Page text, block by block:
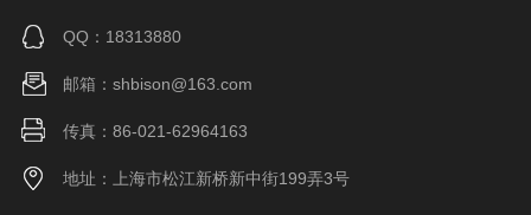
QQ：18313880
邮箱：shbison@163.com
传真：86-021-62964163
地址：上海市松江新桥新中街199弄3号